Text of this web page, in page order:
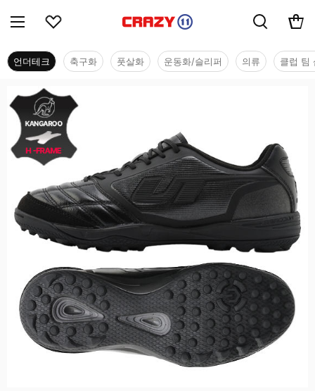
언더테크 축구화 풋살화 운동화/슬리퍼 의류 클럽 팀